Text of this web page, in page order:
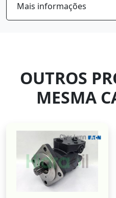
Mais informações
OUTROS
MESMA